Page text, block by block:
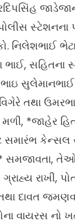
સ્ટેશનના
નિલેશભાઈ
સહિતના
તથા
*જાહેર
સમારંભ કેન્સલ
સમજાવતા,
રાખી,
દાવત
વાયરસ નો